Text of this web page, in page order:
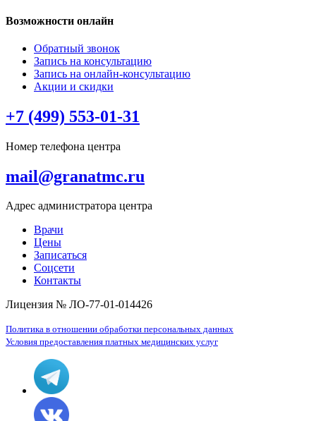
Возможности онлайн
Обратный звонок
Запись на консультацию
Запись на онлайн-консультацию
Акции и скидки
+7 (499) 553-01-31
Номер телефона центра
mail@granatmc.ru
Адрес администратора центра
Врачи
Цены
Записаться
Соцсети
Контакты
Лицензия № ЛО-77-01-014426
Политика в отношении обработки персональных данных
Условия предоставления платных медицинских услуг